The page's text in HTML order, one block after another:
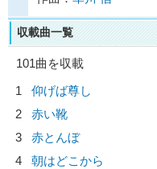
収載曲一覧
101曲を収載
1
仰げば尊し
2
赤い靴
3
赤とんぼ
4
朝はどこから